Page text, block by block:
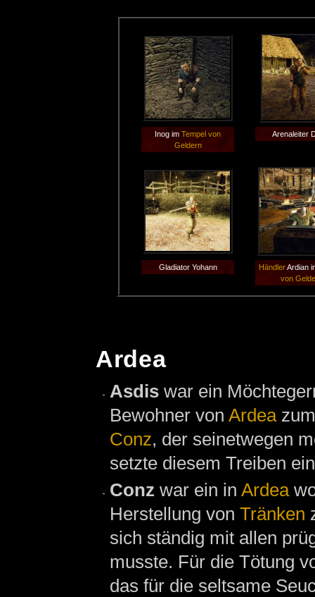
Inog imTempel von
Geldern
Arenaleiter
Gladiator Yohann HändlerArdian
von
Ardea
Asdis war ein
Bewohner von Ardea
Conz, der seinetwegen
setzte diesem Treiben
Conz war ein in Ardea
Herstellung von Tränken
sich ständig mit allen
musste. Für die Tötung
das für die seltsame